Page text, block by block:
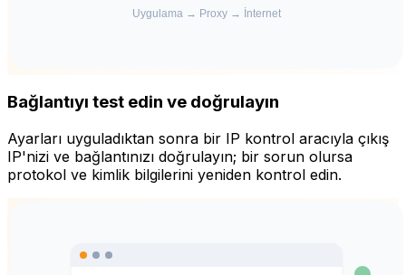
Bağlantıyı test edin ve doğrulayın
Ayarları uyguladıktan sonra bir IP kontrol aracıyla çıkış
IP'nizi ve bağlantınızı doğrulayın; bir sorun olursa
protokol ve kimlik bilgilerini yeniden kontrol edin.